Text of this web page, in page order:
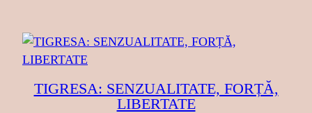
TIGRESA: SENZUALITATE, FORȚĂ,
LIBERTATE